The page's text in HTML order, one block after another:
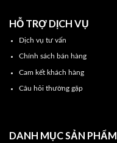
HỖ TRỢ DỊCH VỤ
Dịch vụ tư vấn
Chính sách bán hàng
Cam kết khách hàng
Câu hỏi thường gặp
DANH MỤC SẢN PHẨM